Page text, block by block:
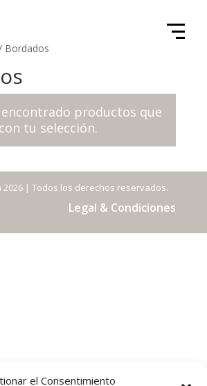
el Consentimiento
Bordados
encontrado productos que
tu selección.
2026 | Todos los derechos reservados.
Legal & Condiciones